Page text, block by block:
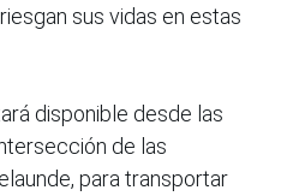
sus vidas en estas
disponible desde las
de las
para transportar